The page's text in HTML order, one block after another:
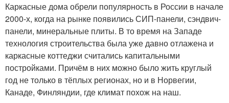
Каркасные дома обрели популярность в России в начале
2000-х, когда на рынке появились СИП-панели, сэндвич-
панели, минеральные плиты. В то время на Западе
технология строительства была уже давно отлажена и
каркасные коттеджи считались капитальными
постройками. Причём в них можно было жить круглый
год не только в тёплых регионах, но и в Норвегии,
Канаде, Финляндии, где климат похож на наш.